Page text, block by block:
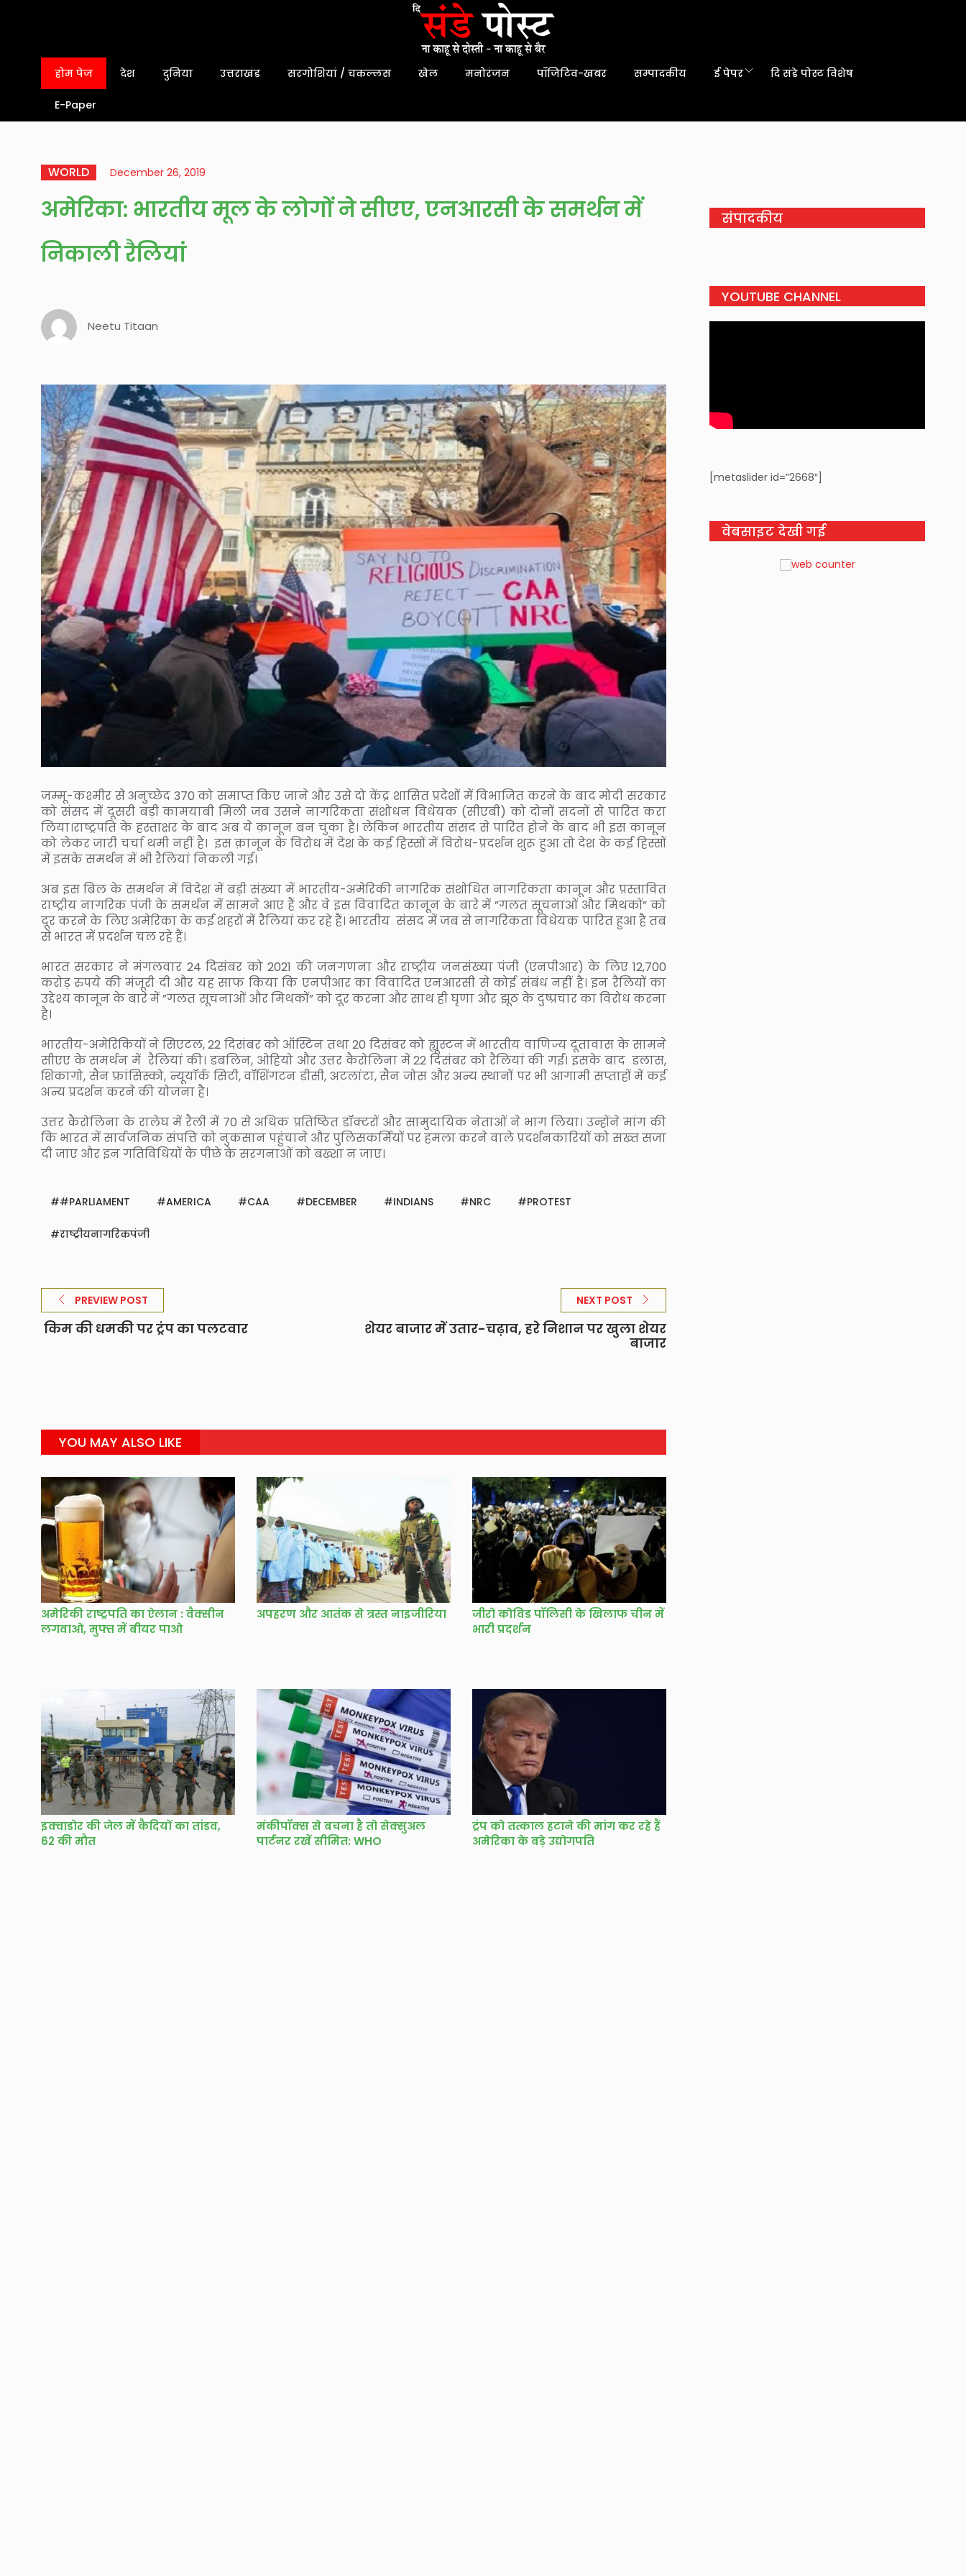
होम पेज देश दुनिया उत्तराखंड सरगोशियां / चकल्लस खेल मनोरंजन पॉजिटिव-खबर सम्पादकीय ई पेपर दि संडे पोस्ट विशेष
E-Paper
WORLD December 26, 2019
अमेरिका: भारतीय मूल के लोगों ने सीएए, एनआरसी के समर्थन में
निकाली रैलियां
Neetu Titaan
जम्मू-कश्मीर से अनुच्छेद 370 को समाप्त किए जाने और उसे दो केंद्र शासित प्रदेशों में विभाजित करने के बाद मोदी सरकार
को संसद में दूसरी बड़ी कामयाबी मिली जब उसने नागरिकता संशोधन विधेयक (सीएबी) को दोनों सदनों से पारित करा
लिया।राष्ट्रपति के हस्ताक्षर के बाद अब ये क़ानून बन चुका है। लेकिन भारतीय संसद से पारित होने के बाद भी इस कानून
को लेकर जारी चर्चा थमी नहीं है। इस क़ानून के विरोध में देश के कई हिस्सों में विरोध-प्रदर्शन शुरू हुआ तो देश के कई हिस्सों
में इसके समर्थन में भी रैलियां निकली गई।
अब इस बिल के समर्थन में विदेश में बड़ी संख्या में भारतीय-अमेरिकी नागरिक संशोधित नागरिकता कानून और प्रस्तावित
राष्ट्रीय नागरिक पंजी के समर्थन में सामने आए हैं और वे इस विवादित कानून के बारे में ”गलत सूचनाओं और मिथकों” को
दूर करने के लिए अमेरिका के कई शहरों में रैलियां कर रहे हैं। भारतीय संसद में जब से नागरिकता विधेयक पारित हुआ है तब
से भारत में प्रदर्शन चल रहे हैं।
भारत सरकार ने मंगलवार 24 दिसंबर को 2021 की जनगणना और राष्ट्रीय जनसंख्या पंजी (एनपीआर) के लिए 12,700
करोड़ रुपये की मंजूरी दी और यह साफ किया कि एनपीआर का विवादित एनआरसी से कोई संबंध नहीं है। इन रैलियों का
उद्देश्य कानून के बारे में ”गलत सूचनाओं और मिथकों” को दूर करना और साथ ही घृणा और झूठ के दुष्प्रचार का विरोध करना
है।
भारतीय-अमेरिकियों ने सिएटल, 22 दिसंबर को ऑस्टिन तथा 20 दिसंबर को ह्यूस्टन में भारतीय वाणिज्य दूतावास के सामने
सीएए के समर्थन में रैलियां की। डबलिन, ओहियो और उत्तर कैरोलिना में 22 दिसंबर को रैलियां की गईं। इसके बाद डलास,
शिकागो, सैन फ्रांसिस्को, न्यूयॉर्क सिटी, वॉशिंगटन डीसी, अटलांटा, सैन जोस और अन्य स्थानों पर भी आगामी सप्ताहों में कई
अन्य प्रदर्शन करने की योजना है।
उत्तर कैरोलिना के रालेघ में रैली में 70 से अधिक प्रतिष्ठित डॉक्टरों और सामुदायिक नेताओं ने भाग लिया। उन्होंने मांग की
कि भारत में सार्वजनिक संपत्ति को नुकसान पहुंचाने और पुलिसकर्मियों पर हमला करने वाले प्रदर्शनकारियों को सख्त सजा
दी जाए और इन गतिविधियों के पीछे के सरगनाओं को बख्शा न जाए।
#PARLIAMENT AMERICA CAA DECEMBER INDIANS NRC PROTEST
राष्ट्रीयनागरिकपंजी
PREVIEW POST
किम की धमकी पर ट्रंप का पलटवार
NEXT POST
शेयर बाजार में उतार-चढ़ाव, हरे निशान पर खुला शेयर
बाजार
YOU MAY ALSO LIKE
अमेरिकी राष्ट्रपति का ऐलान : वैक्सीन
लगवाओ, मुफ्त में बीयर पाओ
अपहरण और आतंक से त्रस्त नाइजीरिया
जीरो कोविड पॉलिसी के खिलाफ चीन में
भारी प्रदर्शन
इक्वाडोर की जेल में कैदियों का तांडव,
62 की मौत
मंकीपॉक्स से बचना है तो सेक्सुअल
पार्टनर रखें सीमित: WHO
ट्रंप को तत्काल हटाने की मांग कर रहे हैं
अमेरिका के बड़े उद्योगपति
संपादकीय
YOUTUBE CHANNEL
[metaslider id=”2668″]
वेबसाइट देखी गई